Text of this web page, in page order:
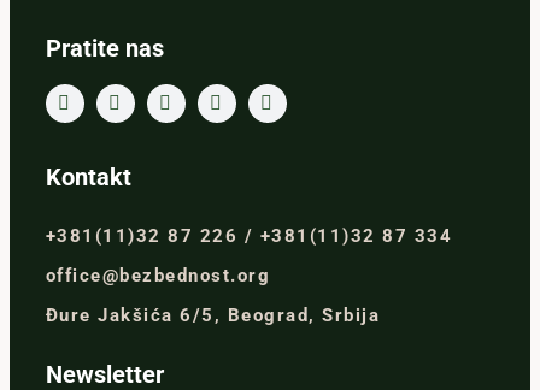
Pratite nas
Kontakt
+381(11)32 87 226 / +381(11)32 87 334
office@bezbednost.org
Đure Jakšića 6/5, Beograd, Srbija
Newsletter